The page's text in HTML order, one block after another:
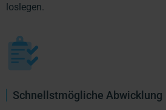
loslegen.
Schnellstmögliche Abwicklung